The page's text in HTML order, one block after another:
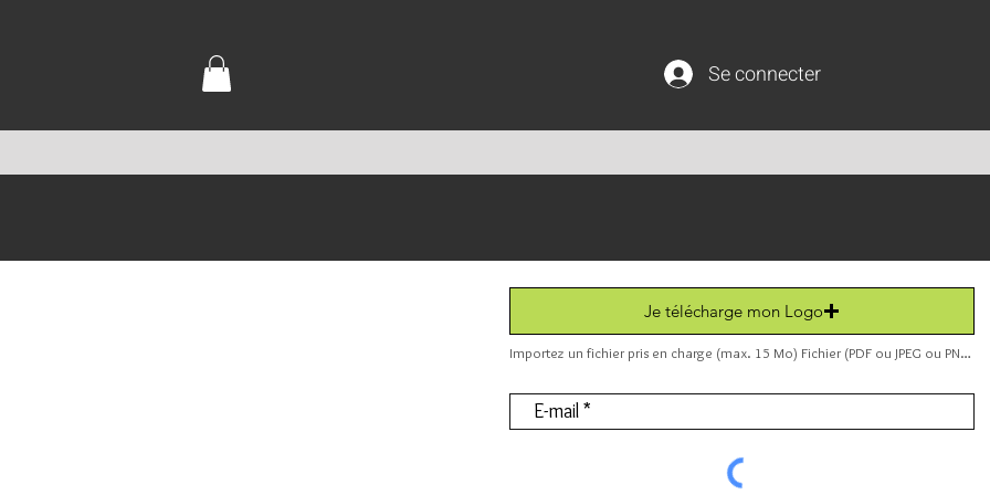
Se connecter
Je télécharge mon Logo
Importez un fichier pris en charge (max. 15 Mo) Fichier (PDF ou JPEG ou PNG).